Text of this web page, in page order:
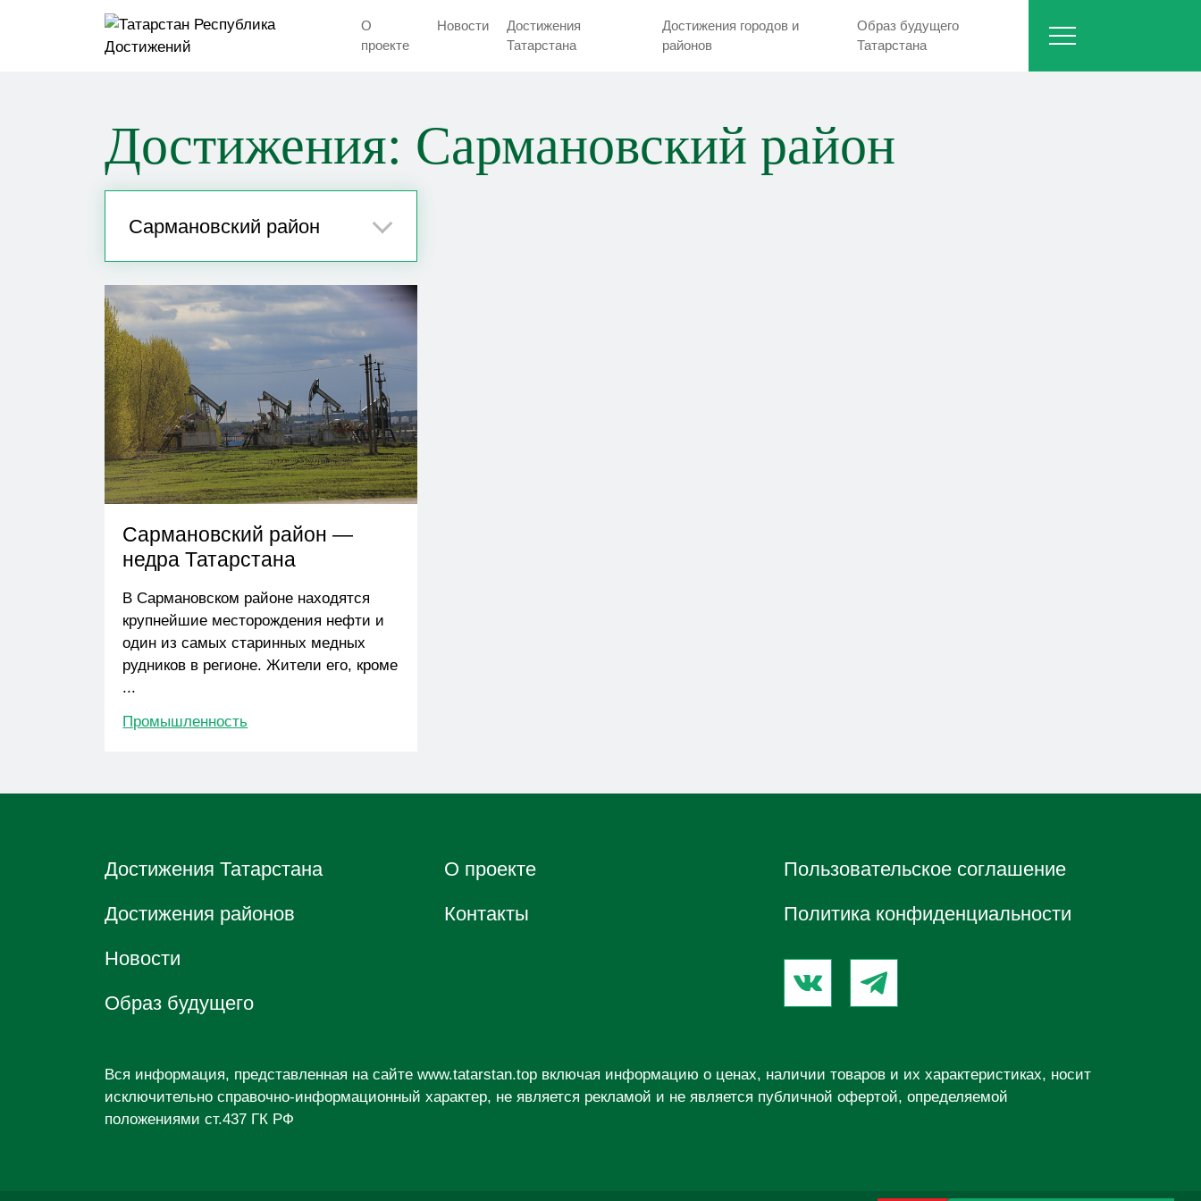
О
проектe
Новости
Достижения
Татарстана
Достижения городов и
районов
Образ будущего
Татарстана
Достижения: Сармановский район
Сармановский район
Сармановский район —
недра Татарстана
В Сармановском районе находятся
крупнейшие месторождения нефти и
один из самых старинных медных
рудников в регионе. Жители его, кроме
...
Промышленность
Достижения Татарстана
Достижения районов
Новости
Образ будущего
О проектe
Контакты
Пользовательское соглашение
Политика конфиденциальности
Вся информация, представленная на сайте www.tatarstan.top включая информацию о ценах, наличии товаров и их характеристиках, носит
исключительно справочно-информационный характер, не является рекламой и не является публичной офертой, определяемой
положениями ст.437 ГК РФ